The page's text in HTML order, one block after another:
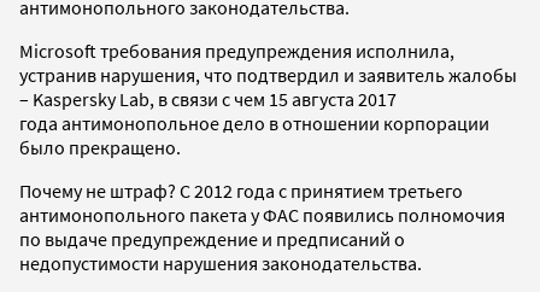
антимонопольного законодательства.
Microsoft требования предупреждения исполнила,
устранив нарушения, что подтвердил и заявитель жалобы
– Kaspersky Lab, в связи с чем 15 августа 2017
года антимонопольное дело в отношении корпорации
было прекращено.
Почему не штраф? С 2012 года с принятием третьего
антимонопольного пакета у ФАС появились полномочия
по выдаче предупреждение и предписаний о
недопустимости нарушения законодательства.